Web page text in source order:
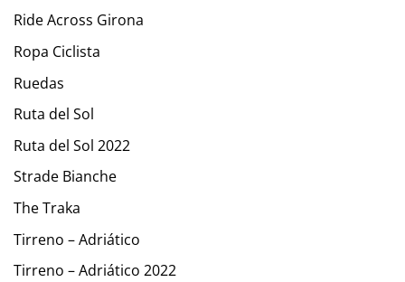
Ride Across Girona
Ropa Ciclista
Ruedas
Ruta del Sol
Ruta del Sol 2022
Strade Bianche
The Traka
Tirreno – Adriático
Tirreno – Adriático 2022